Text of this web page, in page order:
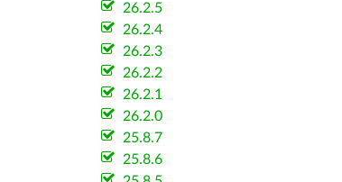
26.2.5
26.2.4
26.2.3
26.2.2
26.2.1
26.2.0
25.8.7
25.8.6